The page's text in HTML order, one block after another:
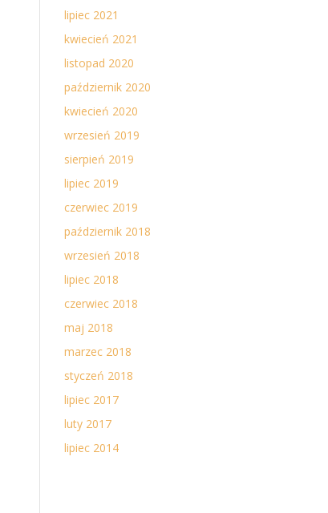
lipiec 2021
kwiecień 2021
listopad 2020
październik 2020
kwiecień 2020
wrzesień 2019
sierpień 2019
lipiec 2019
czerwiec 2019
październik 2018
wrzesień 2018
lipiec 2018
czerwiec 2018
maj 2018
marzec 2018
styczeń 2018
lipiec 2017
luty 2017
lipiec 2014